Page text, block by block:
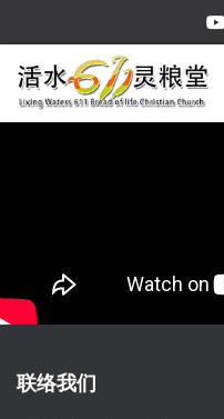
联络我们